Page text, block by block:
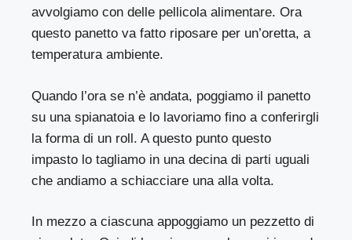
avvolgiamo con delle pellicola alimentare. Ora
questo panetto va fatto riposare per un’oretta, a
temperatura ambiente.
Quando l’ora se n’è andata, poggiamo il panetto
su una spianatoia e lo lavoriamo fino a conferirgli
la forma di un roll. A questo punto questo
impasto lo tagliamo in una decina di parti uguali
che andiamo a schiacciare una alla volta.
In mezzo a ciascuna appoggiamo un pezzetto di